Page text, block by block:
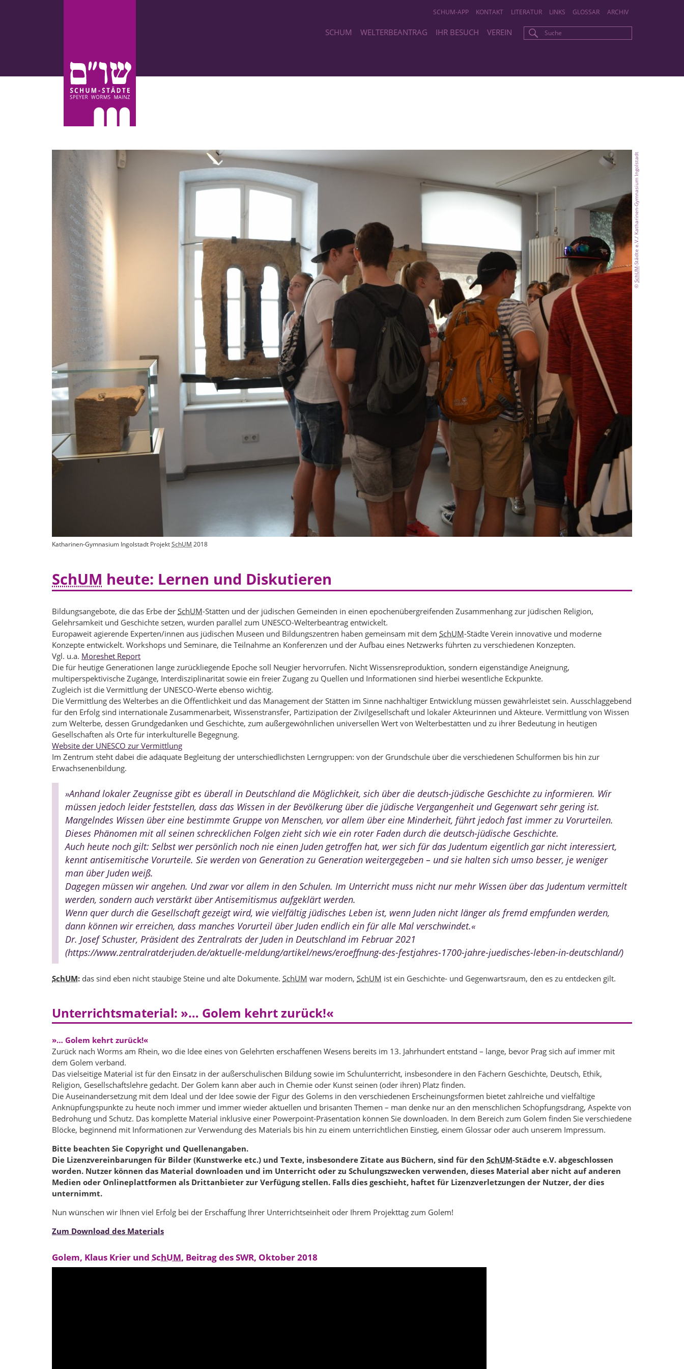
SCHUM-APP KONTAKT LITERATUR LINKS GLOSSAR ARCHIV
SCHUM WELTERBEANTRAG IHR BESUCH VEREIN
Katharinen-Gymnasium Ingolstadt ProjektSchUM 2018
©
SchUM
-Städte e.V./ Katharinen-Gymnasium Ingolstadt
SchUM heute: Lernen und Diskutieren
Bildungsangebote, die das Erbe der SchUM-Stätten und der jüdischen Gemeinden in einen epochenübergreifenden Zusammenhang zur jüdischen Religion,
Gelehrsamkeit und Geschichte setzen, wurden parallel zum UNESCO-Welterbeantrag entwickelt.
Europaweit agierende Experten/innen aus jüdischen Museen und Bildungszentren haben gemeinsam mit dem SchUM-Städte Verein innovative und moderne
Konzepte entwickelt. Workshops und Seminare, die Teilnahme an Konferenzen und der Aufbau eines Netzwerks führten zu verschiedenen Konzepten.
Vgl. u.a. Moreshet Report
Die für heutige Generationen lange zurückliegende Epoche soll Neugier hervorrufen. Nicht Wissensreproduktion, sondern eigenständige Aneignung,
multiperspektivische Zugänge, Interdisziplinarität sowie ein freier Zugang zu Quellen und Informationen sind hierbei wesentliche Eckpunkte.
Zugleich ist die Vermittlung der UNESCO-Werte ebenso wichtig.
Die Vermittlung des Welterbes an die Öffentlichkeit und das Management der Stätten im Sinne nachhaltiger Entwicklung müssen gewährleistet sein. Ausschlaggebend
für den Erfolg sind internationale Zusammenarbeit, Wissenstransfer, Partizipation der Zivilgesellschaft und lokaler Akteurinnen und Akteure. Vermittlung von Wissen
zum Welterbe, dessen Grundgedanken und Geschichte, zum außergewöhnlichen universellen Wert von Welterbestätten und zu ihrer Bedeutung in heutigen
Gesellschaften als Orte für interkulturelle Begegnung.
Website der UNESCO zur Vermittlung
Im Zentrum steht dabei die adäquate Begleitung der unterschiedlichsten Lerngruppen: von der Grundschule über die verschiedenen Schulformen bis hin zur
Erwachsenenbildung.
»Anhand lokaler Zeugnisse gibt es überall in Deutschland die Möglichkeit, sich über die deutsch-jüdische Geschichte zu informieren. Wir
müssen jedoch leider feststellen, dass das Wissen in der Bevölkerung über die jüdische Vergangenheit und Gegenwart sehr gering ist.
Mangelndes Wissen über eine bestimmte Gruppe von Menschen, vor allem über eine Minderheit, führt jedoch fast immer zu Vorurteilen.
Dieses Phänomen mit all seinen schrecklichen Folgen zieht sich wie ein roter Faden durch die deutsch-jüdische Geschichte.
Auch heute noch gilt: Selbst wer persönlich noch nie einen Juden getroffen hat, wer sich für das Judentum eigentlich gar nicht interessiert,
kennt antisemitische Vorurteile. Sie werden von Generation zu Generation weitergegeben – und sie halten sich umso besser, je weniger
man über Juden weiß.
Dagegen müssen wir angehen. Und zwar vor allem in den Schulen. Im Unterricht muss nicht nur mehr Wissen über das Judentum vermittelt
werden, sondern auch verstärkt über Antisemitismus aufgeklärt werden.
Wenn quer durch die Gesellschaft gezeigt wird, wie vielfältig jüdisches Leben ist, wenn Juden nicht länger als fremd empfunden werden,
dann können wir erreichen, dass manches Vorurteil über Juden endlich ein für alle Mal verschwindet.«
Dr. Josef Schuster, Präsident des Zentralrats der Juden in Deutschland im Februar 2021
(https://www.zentralratderjuden.de/aktuelle-meldung/artikel/news/eroeffnung-des-festjahres-1700-jahre-juedisches-leben-in-deutschland/)
SchUM: das sind eben nicht staubige Steine und alte Dokumente. SchUM war modern, SchUM ist ein Geschichte- und Gegenwartsraum, den es zu entdecken gilt.
Unterrichtsmaterial: »… Golem kehrt zurück!«
»… Golem kehrt zurück!«
Zurück nach Worms am Rhein, wo die Idee eines von Gelehrten erschaffenen Wesens bereits im 13. Jahrhundert entstand – lange, bevor Prag sich auf immer mit
dem Golem verband.
Das vielseitige Material ist für den Einsatz in der außerschulischen Bildung sowie im Schulunterricht, insbesondere in den Fächern Geschichte, Deutsch, Ethik,
Religion, Gesellschaftslehre gedacht. Der Golem kann aber auch in Chemie oder Kunst seinen (oder ihren) Platz finden.
Die Auseinandersetzung mit dem Ideal und der Idee sowie der Figur des Golems in den verschiedenen Erscheinungsformen bietet zahlreiche und vielfältige
Anknüpfungspunkte zu heute noch immer und immer wieder aktuellen und brisanten Themen – man denke nur an den menschlichen Schöpfungsdrang, Aspekte von
Bedrohung und Schutz. Das komplette Material inklusive einer Powerpoint-Präsentation können Sie downloaden. In dem Bereich zum Golem finden Sie verschiedene
Blöcke, beginnend mit Informationen zur Verwendung des Materials bis hin zu einem unterrichtlichen Einstieg, einem Glossar oder auch unserem Impressum.
Bitte beachten Sie Copyright und Quellenangaben.
Die Lizenzvereinbarungen für Bilder (Kunstwerke etc.) und Texte, insbesondere Zitate aus Büchern, sind für den SchUM-Städte e.V. abgeschlossen
worden. Nutzer können das Material downloaden und im Unterricht oder zu Schulungszwecken verwenden, dieses Material aber nicht auf anderen
Medien oder Onlineplattformen als Drittanbieter zur Verfügung stellen. Falls dies geschieht, haftet für Lizenzverletzungen der Nutzer, der dies
unternimmt.
Nun wünschen wir Ihnen viel Erfolg bei der Erschaffung Ihrer Unterrichtseinheit oder Ihrem Projekttag zum Golem!
Zum Download des Materials
Golem, Klaus Krier und SchUM, Beitrag des SWR, Oktober 2018